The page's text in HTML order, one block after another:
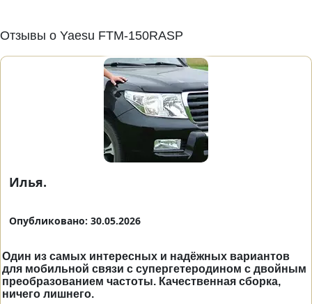
Отзывы о Yaesu FTM-150RASP
Илья.
Опубликовано: 30.05.2026
Один из самых интересных и надёжных вариантов
для мобильной связи с супергетеродином с двойным
преобразованием частоты. Качественная сборка,
ничего лишнего.